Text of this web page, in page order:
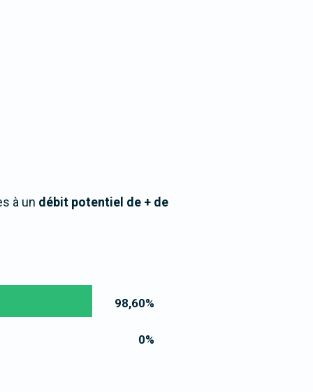
à un débit potentiel de + de
98,60%
0%